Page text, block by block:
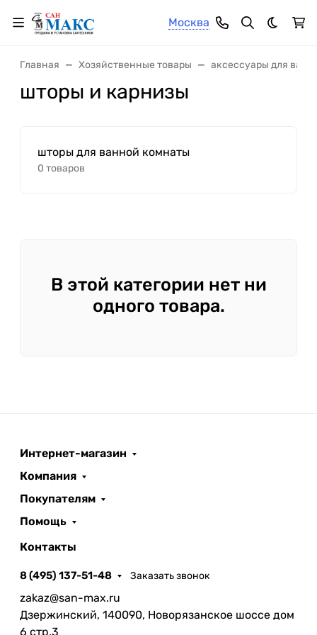
Москва
Темная
Главная Хозяйственные товары аксессуары для
шторы и карнизы
шторы для ванной комнаты
0 товаров
В этой категории нет ни
одного товара.
Интернет-магазин
Компания
Покупателям
Помощь
Контакты
8 (495) 137-51-48 Заказать звонок
zakaz@san-max.ru
Дзержинский, 140090, Новорязанское шоссе дом
6 стр.3